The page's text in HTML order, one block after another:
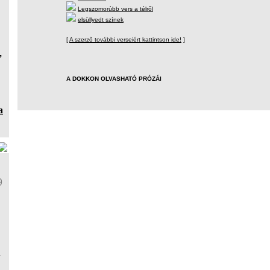
Legszomorúbb vers a télről
elsüllyedt színek
[A szerzõ további verseiért kattintson ide! ]
A DOKKON OLVASHATÓ PRÓZÁI